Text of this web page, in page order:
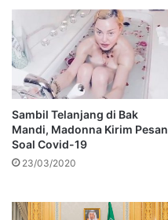
Sambil Telanjang di Bak
Mandi, Madonna Kirim Pesan
Soal Covid-19
23/03/2020